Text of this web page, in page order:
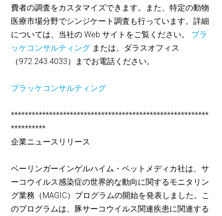
費者の調査をカスタマイズできます。また、特定の動物
医療市場分野でシンジケート調査も行っています。詳細
については、当社の Web サイトをご覧ください。 ブラ
ッケコンサルティング または、ダラスオフィス
（972.243.4033）までお電話ください。
ブラッケコンサルティング
*********************************************************
**********
企業ニュースリリース
ベーリンガーインゲルハイム・ベットメディカ社は、サ
ーコウイルス感染症の世界的な動向に関するモニタリン
グ業務（MAGIC）プログラムの開始を発表しました。こ
のプログラムは、豚サーコウイルス関連疾患に関連する